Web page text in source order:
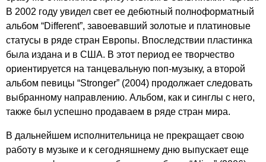
В 2002 году увидел свет ее дебютный полноформатный
альбом “Different”, завоевавший золотые и платиновые
статусы в ряде стран Европы. Впоследствии пластинка
была издана и в США. В этот период ее творчество
ориентируется на танцевальную поп-музыку, а второй
альбом певицы “Stronger” (2004) продолжает следовать
выбранному направлению. Альбом, как и синглы с него,
также был успешно продаваем в ряде стран мира.
В дальнейшем исполнительница не прекращает свою
работу в музыке и к сегодняшнему дню выпускает еще